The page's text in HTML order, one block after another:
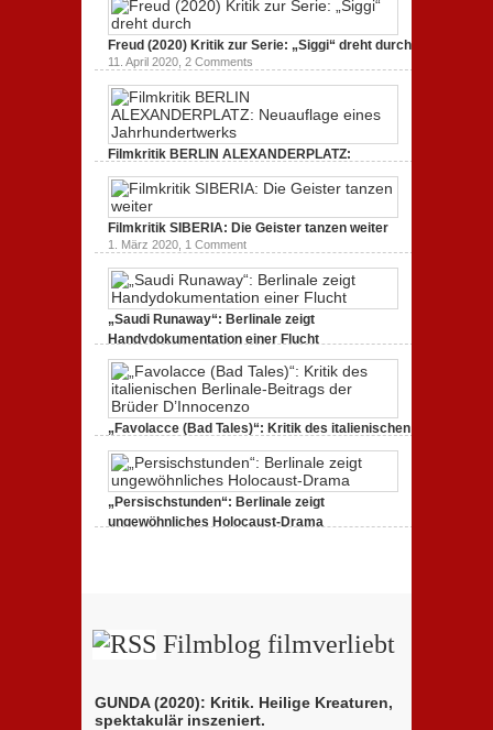
unmissverständlich.
19. Mai 2020,0 Comments
Freud (2020) Kritik zur Serie: „Siggi“ dreht durch
11. April 2020, 2 Comments
Filmkritik BERLIN ALEXANDERPLATZ:
Neuauflage eines Jahrhundertwerks
1. März 2020,2 Comments
Filmkritik SIBERIA: Die Geister tanzen weiter
1. März 2020, 1 Comment
„Saudi Runaway“: Berlinale zeigt
Handydokumentation einer Flucht
„Favolacce (Bad Tales)“: Kritik des italienischen
Berlinale-Beitrags der Brüder D’Innocenzo
25. Februar 2020,2 Comments
„Persischstunden“: Berlinale zeigt
ungewöhnliches Holocaust-Drama
Filmblog filmverliebt
GUNDA (2020): Kritik. Heilige Kreaturen,
spektakulär inszeniert.